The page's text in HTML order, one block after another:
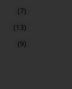
(7)
(13)
(9)